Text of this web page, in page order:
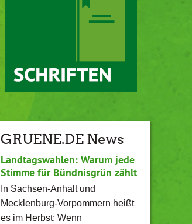
GRUENE.DE News
Landtagswahlen: Warum jede
Stimme für Bündnisgrün zählt
In Sachsen-Anhalt und
Mecklenburg-Vorpommern heißt
es im Herbst: Wenn